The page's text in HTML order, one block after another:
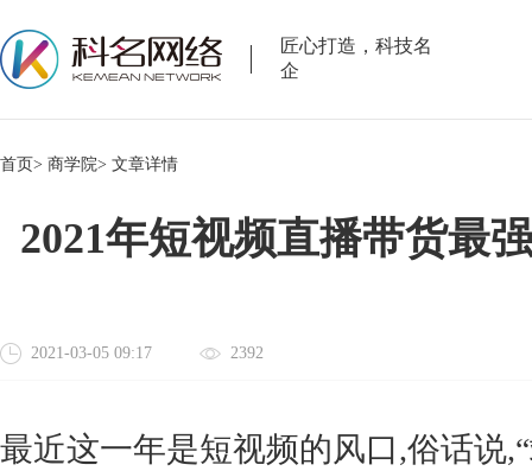
匠心打造，科技名
企
首页> 商学院> 文章详情
2021年短视频直播带货最
2021-03-05 09:17 2392
最近这一年是短视频的风口,俗话说